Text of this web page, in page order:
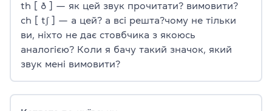
th [ ð ] — як цей звук прочитати? вимовити?
ch [ tʃ ] — а цей? а всі решта?чому не тільки
ви, ніхто не дає стовбчика з якоюсь
аналогією? Коли я бачу такий значок, який
звук мені вимовити?